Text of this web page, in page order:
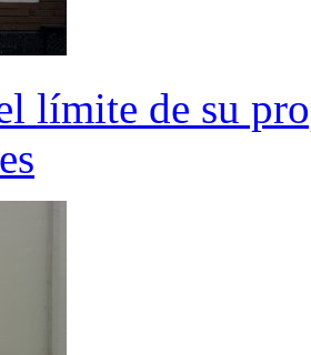
límite de su